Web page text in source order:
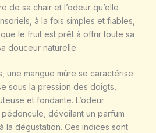
de sa chair et l’odeur qu’elle
à la fois simples et fiables,
le fruit est prêt à offrir toute sa
douceur naturelle.
une mangue mûre se caractérise
sous la pression des doigts,
et fondante. L’odeur
pédoncule, dévoilant un parfum
la dégustation. Ces indices sont